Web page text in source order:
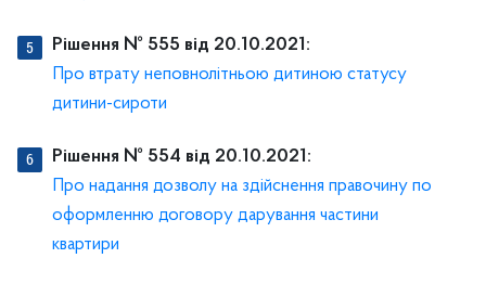
Рішення № 555 від 20.10.2021:
Про втрату неповнолітньою дитиною статусу
дитини-сироти
Рішення № 554 від 20.10.2021:
Про надання дозволу на здійснення правочину по
оформленню договору дарування частини
квартири